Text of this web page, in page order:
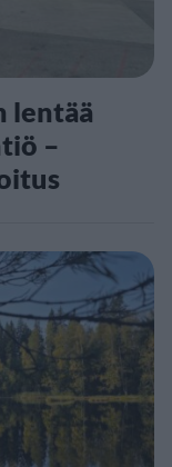
lentää
–